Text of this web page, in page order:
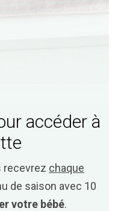
accéder à
recevrez chaque
de saison avec 10
votre bébé.